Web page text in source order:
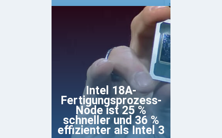
Intel 18A-
Fertigungsprozess-
Node ist 25 %
schneller und 36 %
effizienter als Intel 3